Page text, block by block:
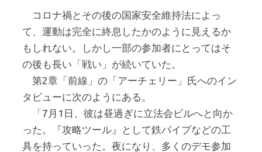
コロナ禍とその後の国家安全維持法によっ
て、運動は完全に終息したかのように見えるか
もしれない。しかし一部の参加者にとってはそ
の後も長い「戦い」が続いていた。
第2章「前線」の「アーチェリー」氏へのイン
タビューに次のようにある。
「7月1日、彼は昼過ぎに立法会ビルへと向か
った。『攻略ツール』として鉄パイプなどの工
具を持っていった。夜になり、多くのデモ参加